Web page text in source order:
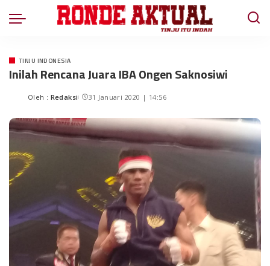
TINJU INDONESIA
Inilah Rencana Juara IBA Ongen Saknosiwi
Oleh : Redaksi 31 Januari 2020 | 14:56